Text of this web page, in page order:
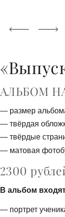
АЛЬБОМ
размер
твёрдая
твёрдые
матовая
2300
В альбом
портрет